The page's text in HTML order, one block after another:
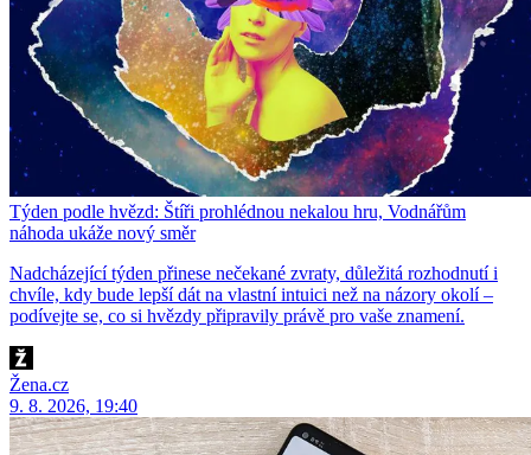
Týden podle hvězd: Štíři prohlédnou nekalou hru, Vodnářům
náhoda ukáže nový směr
Nadcházející týden přinese nečekané zvraty, důležitá rozhodnutí i
chvíle, kdy bude lepší dát na vlastní intuici než na názory okolí –
podívejte se, co si hvězdy připravily právě pro vaše znamení.
Žena.cz
9. 8. 2026, 19:40